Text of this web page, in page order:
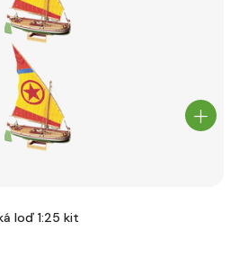
loď 1:25 kit